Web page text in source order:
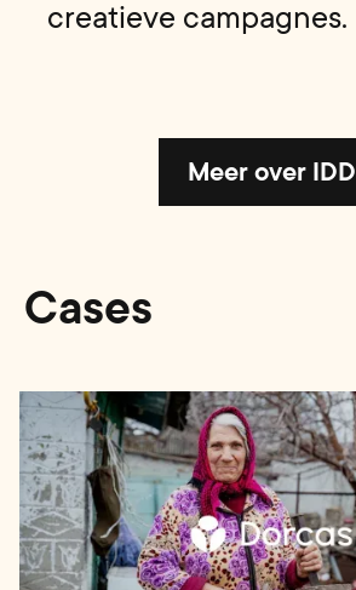
creatieve campagnes.
Meer over IDD
Cases